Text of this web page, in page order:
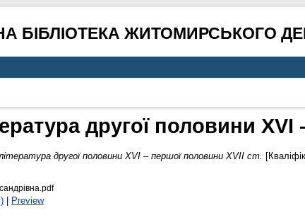
БІБЛІОТЕКА ЖИТОМИРСЬКОГО
другої половини ХVІ
другої половини ХVІ – першої половини ХVІІ ст.
| Preview